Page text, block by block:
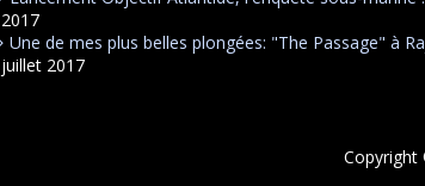
2017
Une de mes plus belles plongées: "The Passage" à
juillet 2017